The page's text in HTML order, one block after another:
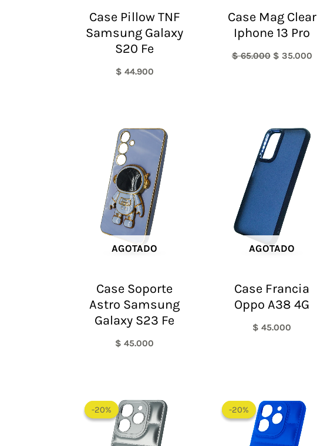
Case Pillow TNF
Samsung Galaxy
S20 Fe
$ 44.900
Case Mag Clear
Iphone 13 Pro
$65.000 $ 35.000
AGOTADO
Case Soporte
Astro Samsung
Galaxy S23 Fe
$ 45.000
AGOTADO
Case Francia
Oppo A38 4G
$ 45.000
-20%
-20%
precio
original
era:
$ 60.000.
-20%
-20%
precio
original
era:
$ 60.000.